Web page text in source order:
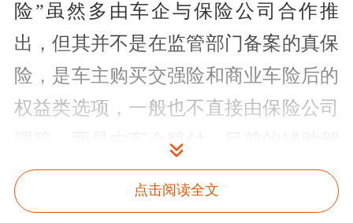
险”虽然多由车企与保险公司合作推
出，但其并不是在监管部门备案的真保
险，是车主购买交强险和商业车险后的
权益类选项，一般也不直接由保险公司
理赔，而是由车企赔付。目前的辅助驾
驶技术主要处于L2级，离L3级还是“将
满未满”状态，“人机共驾”情形下，这
点击阅读全文